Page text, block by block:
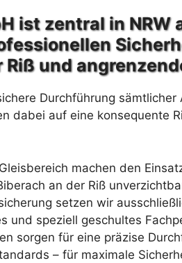
ist zentral in
Riß und
Durchführung sämtlicher
dabei auf eine konsequente
machen den
an der Riß
setzen wir
und speziell geschultes
sorgen für eine präzise
– für maximale